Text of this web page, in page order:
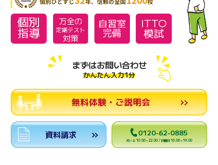
個別
指導
万全の
定期テスト
対策
自習室
完備
ITTO
模試
まずはお問い合わせ
かんたん入力1分
無料体験・ご説明会
資料請求 0120-62-0885
月～土 10:00～22:00 / 日曜日 10:00～19:00